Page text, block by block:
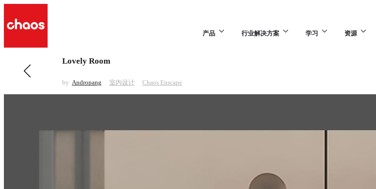
产品 行业解决方案 学习 资源
前一 室内设计
Lovely Room
by Andropang 室内设计 Chaos Enscape